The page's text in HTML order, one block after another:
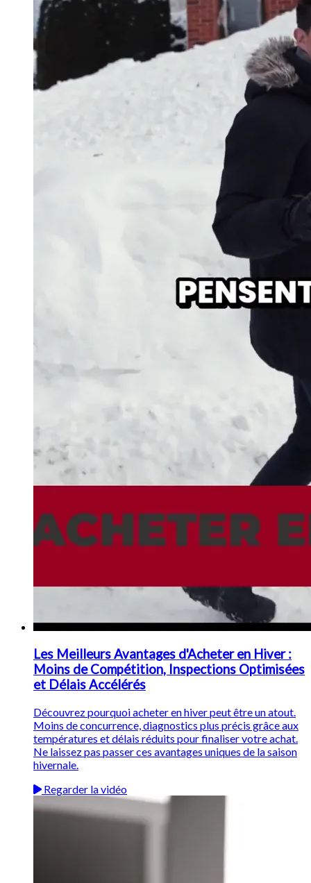
Les Meilleurs Avantages d'Acheter en Hiver :
Moins de Compétition, Inspections Optimisées
et Délais Accélérés
Découvrez pourquoi acheter en hiver peut être un atout.
Moins de concurrence, diagnostics plus précis grâce aux
températures et délais réduits pour finaliser votre achat.
Ne laissez pas passer ces avantages uniques de la saison
hivernale.
Regarder la vidéo